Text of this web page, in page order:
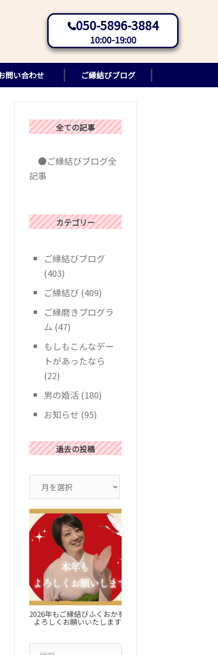
050-5896-3884
10:00-19:00
問い合わせ ご縁結びブログ
全ての記事
●ご縁結びブログ全
記事
カテゴリー
ご縁結びブログ
(403)
ご縁結び(409)
ご縁磨きプログラ
ム (47)
もしもこんなデー
トがあったなら
(22)
男の婚活 (180)
お知らせ (95)
過去の投稿
ー
カ
イ
ブ
2026年もご縁結びふくおかを
よろしくお願いいたします